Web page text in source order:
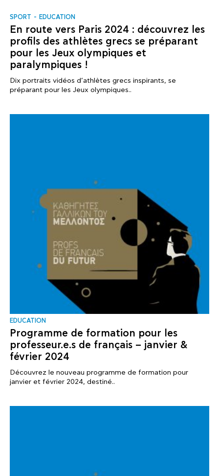
SPORT EDUCATION
En route vers Paris 2024 : découvrez les
profils des athlètes grecs se préparant
pour les Jeux olympiques et
paralympiques !
Dix portraits vidéos d’athlètes grecs inspirants, se
préparant pour les Jeux olympiques..
EDUCATION
Programme de formation pour les
professeur.e.s de français – janvier &
février 2024
Découvrez le nouveau programme de formation pour
janvier et février 2024, destiné..